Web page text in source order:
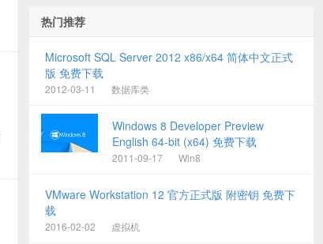
热门推荐
Microsoft SQL Server 2012 x86/x64 简体中文正式
版 免费下载
2012-03-11 数据库类
Windows 8 Developer Preview
English 64-bit (x64) 免费下载
2011-09-17 Win8
VMware Workstation 12 官方正式版 附密钥 免费下
载
2016-02-02 虚拟机